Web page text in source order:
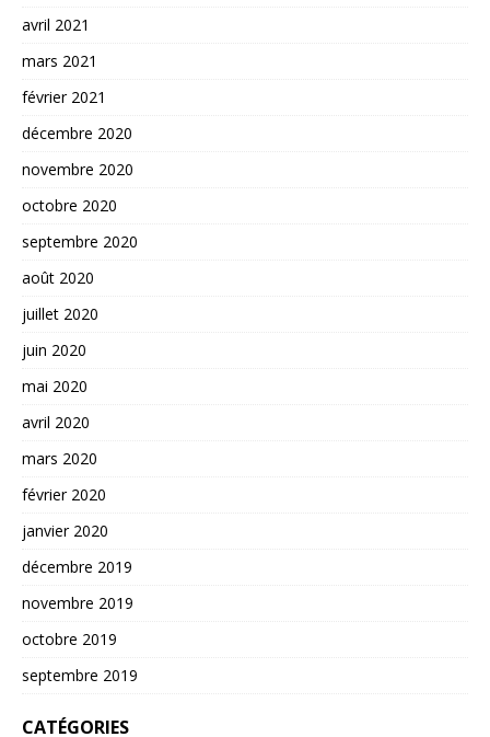
avril 2021
mars 2021
février 2021
décembre 2020
novembre 2020
octobre 2020
septembre 2020
août 2020
juillet 2020
juin 2020
mai 2020
avril 2020
mars 2020
février 2020
janvier 2020
décembre 2019
novembre 2019
octobre 2019
septembre 2019
CATÉGORIES